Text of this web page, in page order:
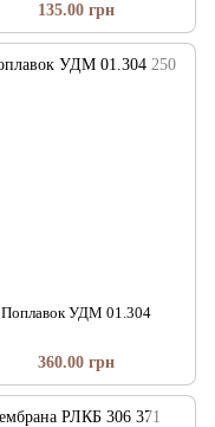
135.00 грн
Поплавок УДМ 01.304
360.00 грн